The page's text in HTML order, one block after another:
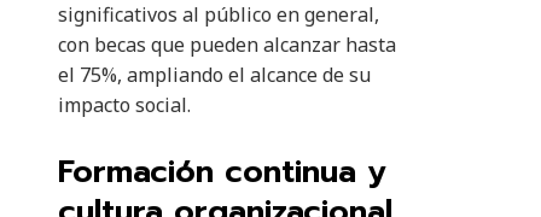
significativos al público en general,
con becas que pueden alcanzar hasta
el 75%, ampliando el alcance de su
impacto social.
Formación continua y